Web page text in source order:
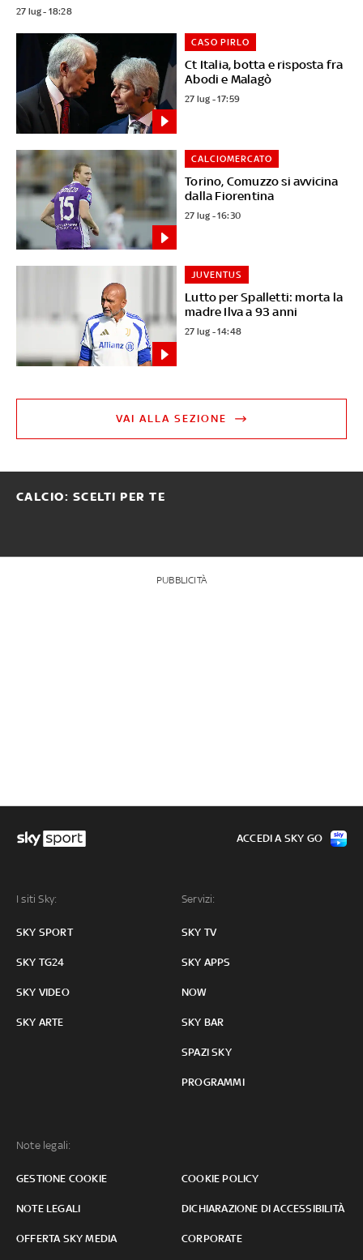
27 lug - 18:28
Ct Italia, botta e risposta fra
Abodi e Malagò
CASO PIRLO
27 lug - 17:59
Torino, Comuzzo si avvicina
dalla Fiorentina
CALCIOMERCATO
27 lug - 16:30
Lutto per Spalletti: morta la
madre Ilva a 93 anni
JUVENTUS
27 lug - 14:48
VAI ALLA SEZIONE
CALCIO: SCELTI PER TE
PUBBLICITÀ
I siti Sky:
SKY SPORT
SKY TG24
SKY VIDEO
SKY ARTE
Servizi:
SKY TV
SKY APPS
NOW
SKY BAR
SPAZI SKY
PROGRAMMI
Note legali:
GESTIONE COOKIE COOKIE POLICY
NOTE LEGALI DICHIARAZIONE DI ACCESSIBILITÀ
OFFERTA SKY MEDIA CORPORATE
ACCEDI A SKY GO